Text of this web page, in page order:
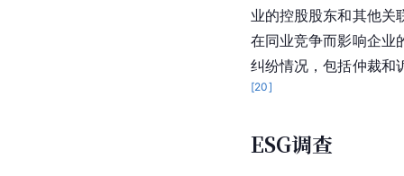
业的控股股东和其他关
在同业竞争而影响企业
纠纷情况，包括仲裁和
[20]
ESG调查